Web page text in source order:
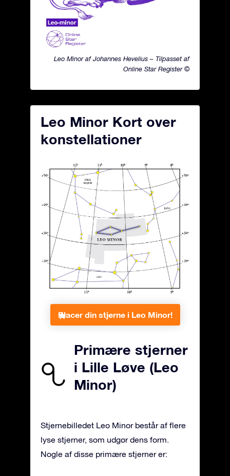
Leo Minor af Johannes Hevelius – Tilpasset af
Online Star Register ©
Leo Minor Kort over
konstellationer
Placer din stjerne i Leo Minor!
Primære stjerner
i Lille Løve (Leo
Minor)
Stjernebilledet Leo Minor består af flere
lyse stjerner, som udgør dens form.
Nogle af disse primære stjerner er: